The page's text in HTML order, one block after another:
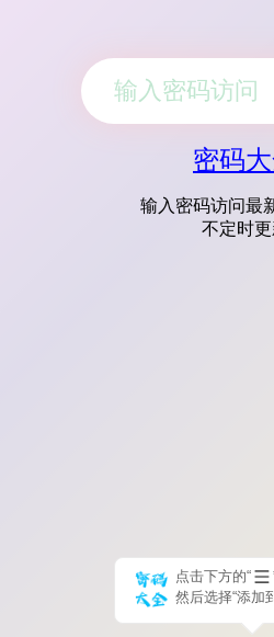
密码
输入密码访问最
不定时
点击下方的“
然后选择“添加